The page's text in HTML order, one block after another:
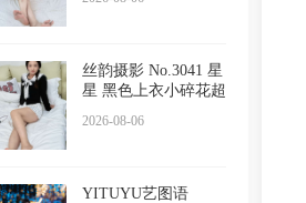
丝韵摄影 No.3041 星
星 黑色上衣小碎花超
2026-08-06
YITUYU艺图语